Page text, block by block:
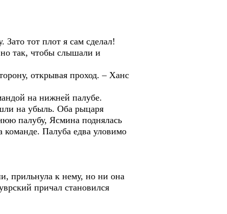
тот плот я сам сделал!
так, чтобы слышали и
открывая проход. – Ханс
на нижней палубе.
на убыль. Оба рыцаря
палубу, Ясмина поднялась
Палуба едва уловимо
прильнула к нему, но ни она
причал становился